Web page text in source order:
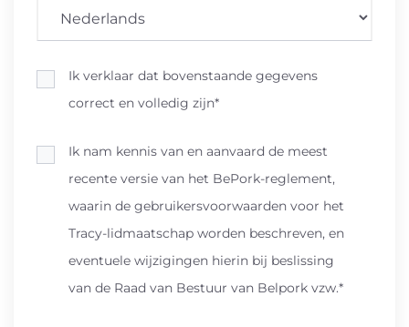
Ik verklaar dat bovenstaande gegevens
correct en volledig zijn*
Ik nam kennis van en aanvaard de meest
recente versie van het BePork-reglement,
waarin de gebruikersvoorwaarden voor het
Tracy-lidmaatschap worden beschreven, en
eventuele wijzigingen hierin bij beslissing
van de Raad van Bestuur van Belpork vzw.*